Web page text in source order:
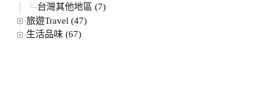
台灣其他地區 (7)
旅遊Travel (47)
生活品味 (67)